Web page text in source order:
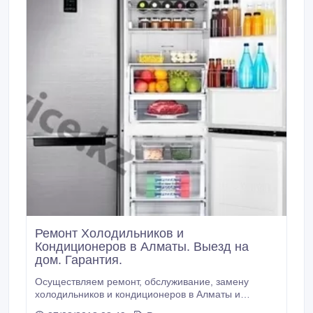
Ремонт Холодильников и
Кондиционеров в Алматы. Выезд на
дом. Гарантия.
Осуществляем ремонт, обслуживание, замену
холодильников и кондиционеров в Алматы и